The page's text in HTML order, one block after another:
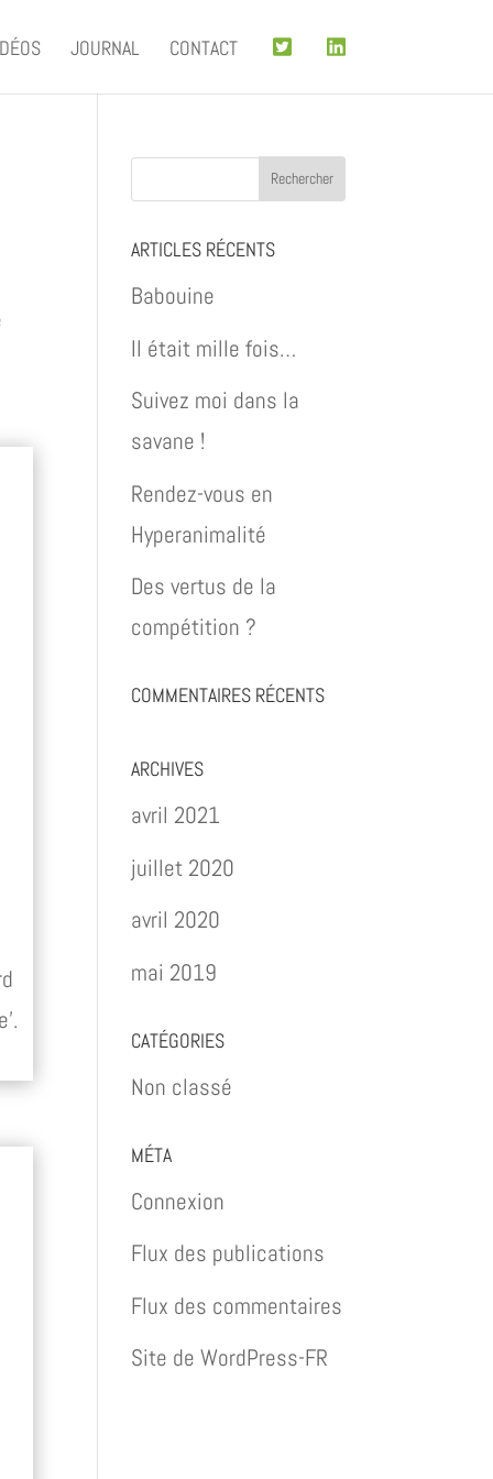
JOURNAL CONTACT
ARTICLES RÉCENTS
Babouine
Il était mille fois…
Suivez moi dans la
savane !
Rendez-vous en
Hyperanimalité
Des vertus de la
compétition ?
COMMENTAIRES RÉCENTS
ARCHIVES
avril 2021
juillet 2020
avril 2020
mai 2019
CATÉGORIES
Non classé
MÉTA
Connexion
Flux des publications
Flux des commentaires
Site de WordPress-FR